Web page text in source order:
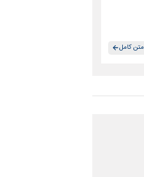
متن کامل